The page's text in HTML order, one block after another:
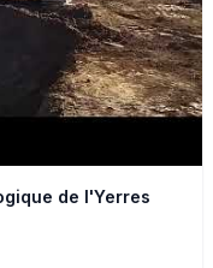
de l'Yerres